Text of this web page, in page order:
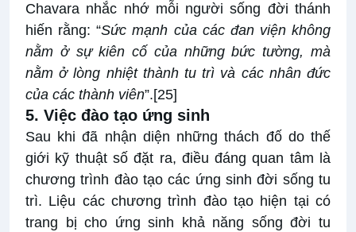
Chavara nhắc nhớ mỗi người sống đời thánh
hiến rằng: “Sức mạnh của các đan viện không
nằm ở sự kiên cố của những bức tường, mà
nằm ở lòng nhiệt thành tu trì và các nhân đức
của các thành viên”.[25]
5. Việc đào tạo ứng sinh
Sau khi đã nhận diện những thách đố do thế
giới kỹ thuật số đặt ra, điều đáng quan tâm là
chương trình đào tạo các ứng sinh đời sống tu
trì. Liệu các chương trình đào tạo hiện tại có
trang bị cho ứng sinh khả năng sống đời tu